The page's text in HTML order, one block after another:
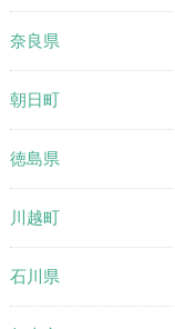
奈良県
朝日町
徳島県
川越町
石川県